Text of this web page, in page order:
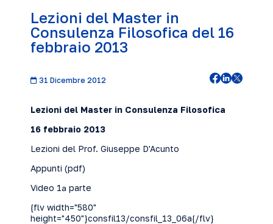
Lezioni del Master in
Consulenza Filosofica del 16
febbraio 2013
31 Dicembre 2012
Lezioni del Master in Consulenza Filosofica
16 febbraio 2013
Lezioni del Prof. Giuseppe D'Acunto
Appunti (pdf)
Video 1ª parte
{flv width="580"
height="450"}consfil13/consfil_13_06a{/flv}